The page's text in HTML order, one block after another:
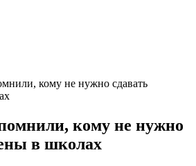
кому не нужно сдавать
кому не нужно
в школах